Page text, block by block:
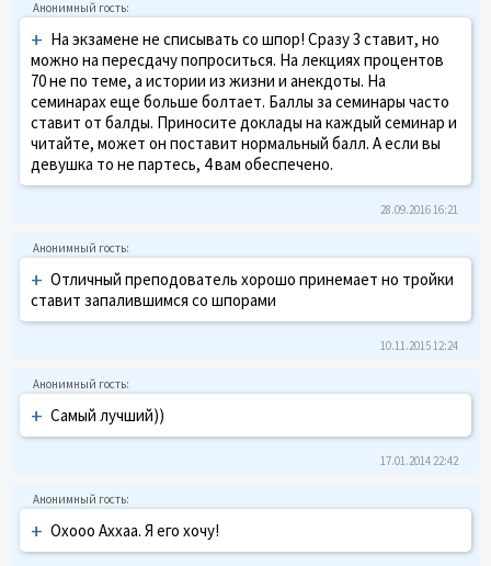
+ На экзамене не списывать со шпор! Сразу 3 ставит, но
можно на пересдачу попроситься. На лекциях процентов
70 не по теме, а истории из жизни и анекдоты. На
семинарах еще больше болтает. Баллы за семинары часто
ставит от балды. Приносите доклады на каждый семинар и
читайте, может он поставит нормальный балл. А если вы
девушка то не партесь, 4 вам обеспечено.
28.09.2016 16:21
+ Отличный преподователь хорошо принемает но тройки
ставит запалившимся со шпорами
10.11.2015 12:24
+ Самый лучший))
17.01.2014 22:42
+ Охооо Аххаа. Я его хочу!